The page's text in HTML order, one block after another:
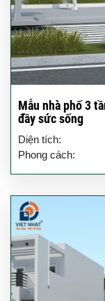
Mẫu nhà phố 3
đầy sức sống
Diện tích:
Phong cách: